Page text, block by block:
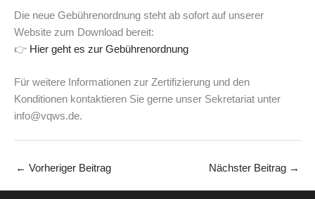
Die neue Gebührenordnung steht ab sofort auf unserer
Website zum Download bereit:
👉 Hier geht es zur Gebührenordnung
Für weitere Informationen zur Zertifizierung und den
Konditionen kontaktieren Sie gerne unser Sekretariat unter
info@vqws.de.
← Vorheriger Beitrag Nächster Beitrag →